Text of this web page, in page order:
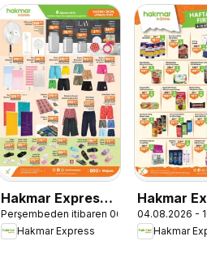
Hakmar Express -
Perşembe Aktüel
Ürünler
Perşembeden itibaren 06.08.2026
Hakmar Express
Hakmar
Katalog
04.08.2026 -
Hakmar